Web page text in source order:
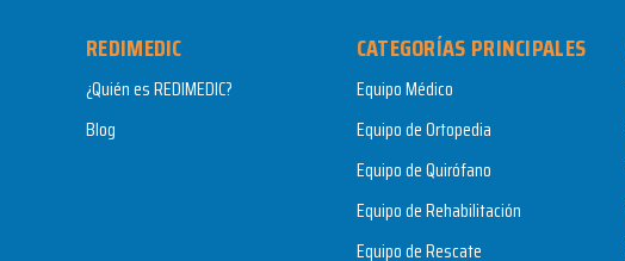
REDIMEDIC
¿Quién es REDIMEDIC?
Blog
CATEGORÍAS PRINCIPALES
Equipo Médico
Equipo de Ortopedia
Equipo de Quirófano
Equipo de Rehabilitación
Equipo de Rescate